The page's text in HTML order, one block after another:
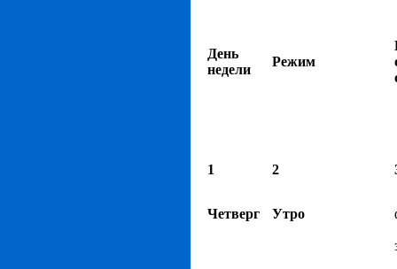
День
недели
Режим
1 2
Четверг Утро